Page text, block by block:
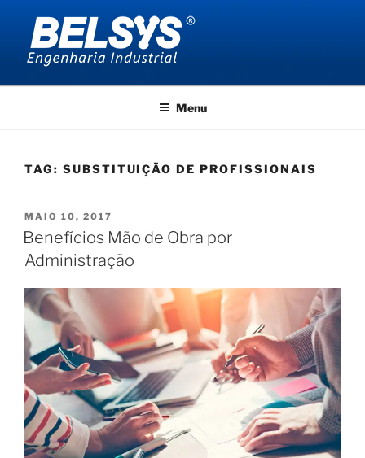
conteúdo
BELSYS ENGENHARIA
Menu
TAG: SUBSTITUIÇÃO DE PROFISSIONAIS
PUBLICADO
EM
MAIO 10, 2017
Benefícios Mão de Obra por
Administração